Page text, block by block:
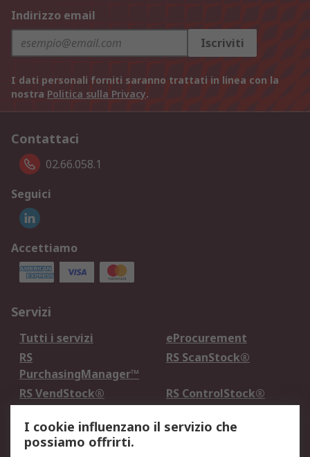
Indirizzo email
Iscriviti
I dati personali forniti saranno trattati in linea con la
nostra Politica sulla Privacy.
Contattaci
02.66.058.1
Seguici
Accettiamo
Servizi
Tutti i servizi
eProcurement
RS
PurchasingManager™
RS ScanStock®
RS VendStock®
RS ControlStock®
Legale
I cookie influenzano il servizio che
possiamo offrirti.